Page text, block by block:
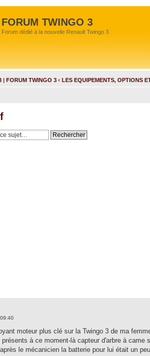
FORUM TWINGO 3
Forum dédié à la nouvelle Renault Twingo 3
| FORUM TWINGO 3 ‹ LES EQUIPEMENTS, OPTIONS
moteur plus clé sur la Twingo 3 de ma
à ce moment-là capteur d'arbre à
le mécanicien la batterie pour lui était un